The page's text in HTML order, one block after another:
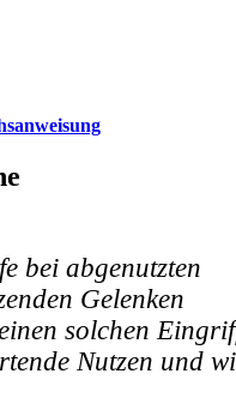
bei abgenutzten
Gelenken
solchen
Nutzen und